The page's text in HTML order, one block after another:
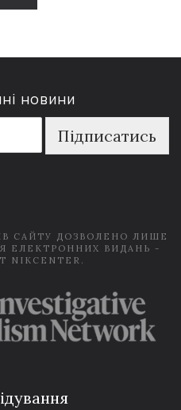
новини
Підписатись
САЙТУ ДОЗВОЛЕНО ЛИШЕ
ЕЛЕКТРОННИХ ВИДАНЬ -